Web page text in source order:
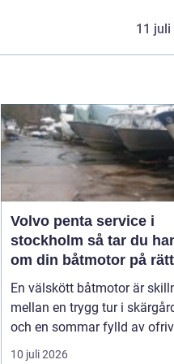
11 juli
Volvo penta service i
stockholm så tar du hand
om din båtmotor på
En välskött båtmotor är
mellan en trygg tur i
och en sommar fylld av
10 juli 2026